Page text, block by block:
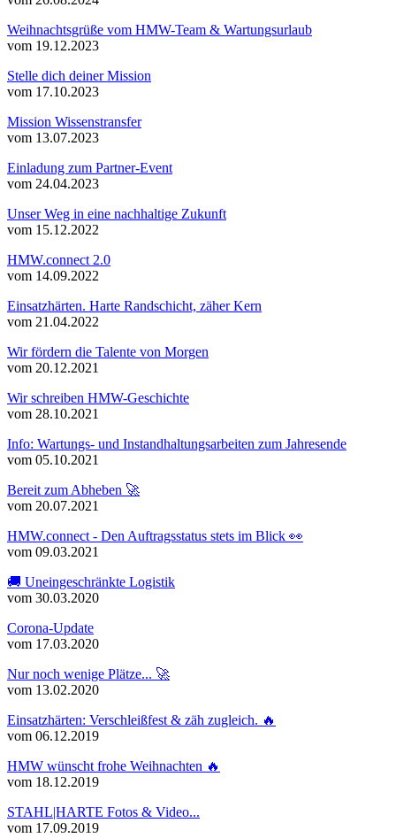
Weihnachtsgrüße vom HMW-Team & Wartungsurlaub
vom 19.12.2023
Stelle dich deiner Mission
vom 17.10.2023
Mission Wissenstransfer
vom 13.07.2023
Einladung zum Partner-Event
vom 24.04.2023
Unser Weg in eine nachhaltige Zukunft
vom 15.12.2022
HMW.connect 2.0
vom 14.09.2022
Einsatzhärten. Harte Randschicht, zäher Kern
vom 21.04.2022
Wir fördern die Talente von Morgen
vom 20.12.2021
Wir schreiben HMW-Geschichte
vom 28.10.2021
Info: Wartungs- und Instandhaltungsarbeiten zum Jahresende
vom 05.10.2021
Bereit zum Abheben 🚀
vom 20.07.2021
HMW.connect - Den Auftragsstatus stets im Blick 👀
vom 09.03.2021
🚚 Uneingeschränkte Logistik
vom 30.03.2020
Corona-Update
vom 17.03.2020
Nur noch wenige Plätze... 🚀
vom 13.02.2020
Einsatzhärten: Verschleißfest & zäh zugleich. 🔥
vom 06.12.2019
HMW wünscht frohe Weihnachten 🔥
vom 18.12.2019
STAHL|HARTE Fotos & Video...
vom 17.09.2019